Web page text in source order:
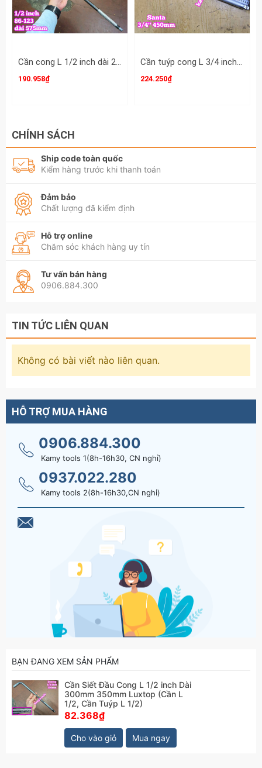
Cần cong L 1/2 inch dài 23 inch 575mm Santa 86-123
190.958₫
Cần tuýp cong L 3/4 inch dài 18 inch 450mm Santa 86-118
224.250₫
CHÍNH SÁCH
Ship code toàn quốc
Kiểm hàng trước khi thanh toán
Đảm bảo
Chất lượng đã kiểm định
Hỗ trợ online
Chăm sóc khách hàng uy tín
Tư vấn bán hàng
0906.884.300
TIN TỨC LIÊN QUAN
Không có bài viết nào liên quan.
HỖ TRỢ MUA HÀNG
0906.884.300
Kamy tools 1(8h-16h30, CN nghỉ)
0937.022.280
Kamy tools 2(8h-16h30,CN nghỉ)
BẠN ĐANG XEM SẢN PHẨM
Cần Siết Đầu Cong L 1/2 inch Dài
300mm 350mm Luxtop (Cần L
1/2, Cần Tuýp L 1/2)
82.368₫
Cho vào giỏ Mua ngay